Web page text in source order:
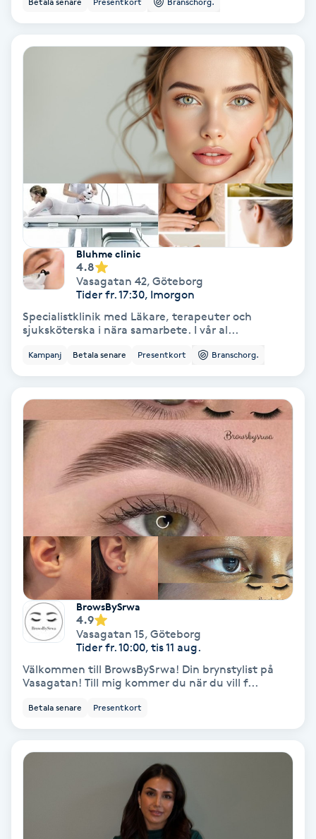
Barber
Barnklippning
BIAB
Brynfärgning
Brynplockning
Bröllopsuppsättning
Celluliter
Coachning
Color correction
Cryoterapi
Bluhme clinic
4.8
Vasagatan 42, Göteborg
Tider fr. 17:30, Imorgon
Specialistklinik med Läkare, terapeuter och
sjuksköterska i nära samarbete. I vår al...
Kampanj Betala senare Presentkort Branschorg.
BrowsBySrwa
4.9
Vasagatan 15, Göteborg
Tider fr. 10:00, tis 11 aug.
Välkommen till BrowsBySrwa! Din brynstylist på
Vasagatan! Till mig kommer du när du vill f...
Betala senare Presentkort